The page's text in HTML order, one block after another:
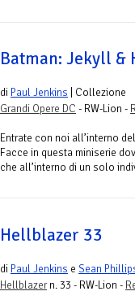
Batman: Jekyll &
di Paul Jenkins | Collezione
Grandi Opere DC - RW-Lion -
Entrate con noi all’interno
Facce in questa miniserie
che all’interno di un solo
Hellblazer 33
di Paul Jenkins e Sean
Hellblazern. 33 - RW-Lion -